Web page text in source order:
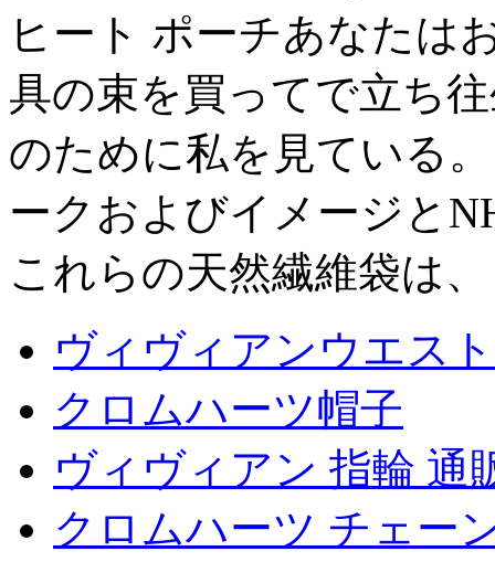
ヒート ポーチあなたは
具の束を買ってで立ち
のために私を見ている
ークおよびイメージと
これらの天然繊維袋は、
ヴィヴィアンウエス
クロムハーツ帽子
ヴィヴィアン 指輪 通
クロムハーツ チェー